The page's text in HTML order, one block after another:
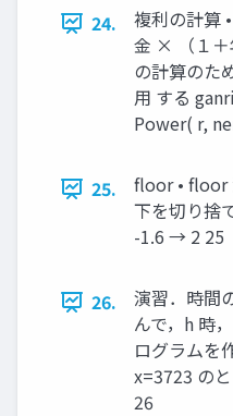
24.
複利の計算
金 × （１＋
の計算のた
用 する
Power( r,
25.
floor • floor
下を切り捨
-1.6 → 2 25
26.
演習．時間
んで，h 時
ログラムを
x=3723 の
26